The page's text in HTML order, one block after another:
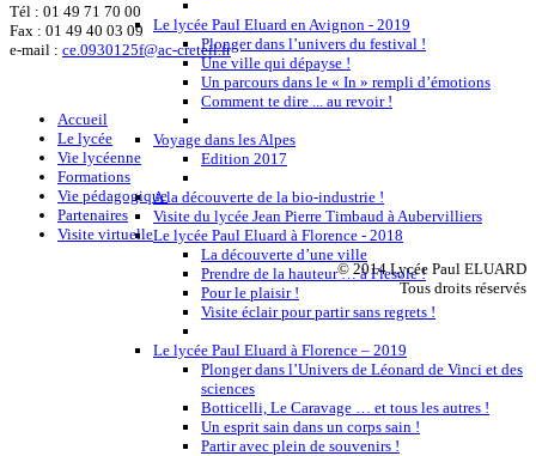
Le lycée Paul Eluard en Avignon - 2019
Plonger dans l’univers du festival !
Une ville qui dépayse !
Un parcours dans le « In » rempli d’émotions
Comment te dire ... au revoir !
Voyage dans les Alpes
Edition 2017
A la découverte de la bio-industrie !
Visite du lycée Jean Pierre Timbaud à Aubervilliers
Le lycée Paul Eluard à Florence - 2018
La découverte d’une ville
Prendre de la hauteur … à Fiesole !
Pour le plaisir !
Visite éclair pour partir sans regrets !
Le lycée Paul Eluard à Florence – 2019
Plonger dans l’Univers de Léonard de Vinci et des
sciences
Botticelli, Le Caravage … et tous les autres !
Un esprit sain dans un corps sain !
Partir avec plein de souvenirs !
Tél : 01 49 71 70 00
Fax : 01 49 40 03 09
e-mail : ce.0930125f@ac-creteil.fr
Accueil
Le lycée
Vie lycéenne
Formations
Vie pédagogique
Partenaires
Visite virtuelle
© 2014 Lycée Paul ELUARD
Tous droits réservés